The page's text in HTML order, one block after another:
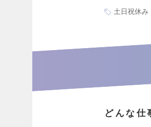
土日祝休み
どんな仕